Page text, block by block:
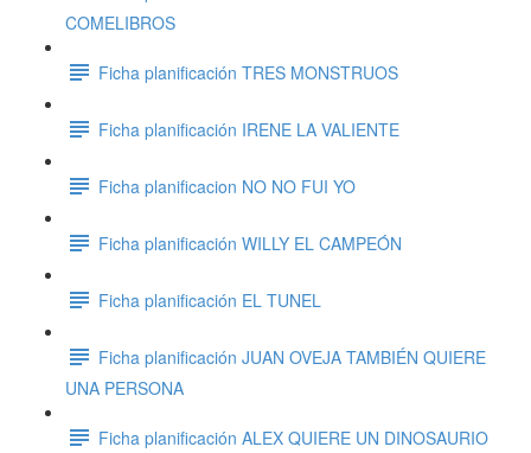
COMELIBROS
Ficha planificación TRES MONSTRUOS
Ficha planificación IRENE LA VALIENTE
Ficha planificacion NO NO FUI YO
Ficha planificación WILLY EL CAMPEÓN
Ficha planificación EL TUNEL
Ficha planificación JUAN OVEJA TAMBIÉN QUIERE
UNA PERSONA
Ficha planificación ALEX QUIERE UN DINOSAURIO